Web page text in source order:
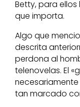
Betty, para ellos
que importa.
Algo que
descrita
perdona al
telenovelas. El
tan marcado